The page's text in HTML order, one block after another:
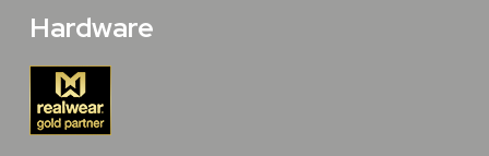
Hardware